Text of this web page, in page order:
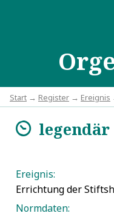
Start → Register → Ereignis
mlegendär
Ereignis:
Errichtung der
Normdaten: